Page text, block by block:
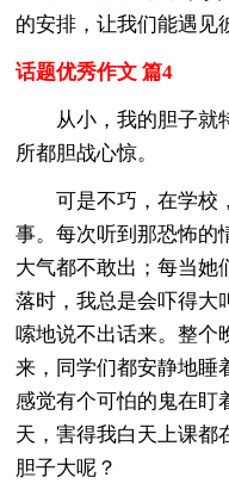
的安排，让我们能遇见
话题优秀作文 篇4
从小，我的胆子就
所都胆战心惊。
可是不巧，在学校
事。每次听到那恐怖的
大气都不敢出；每当她
落时，我总是会吓得大
嗦地说不出话来。整个
来，同学们都安静地睡
感觉有个可怕的鬼在盯
天，害得我白天上课都
胆子大呢？